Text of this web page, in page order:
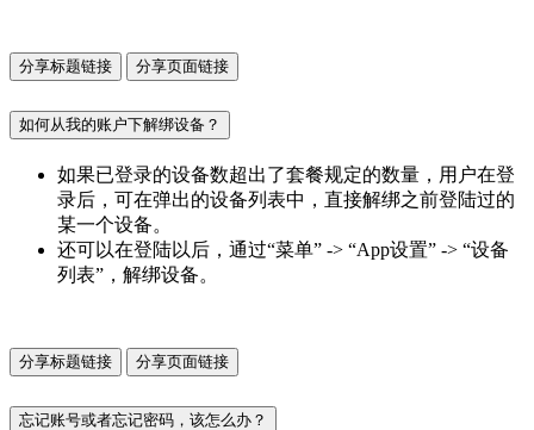
分享标题链接 分享页面链接
如何从我的账户下解绑设备？
如果已登录的设备数超出了套餐规定的数量，用户在登
录后，可在弹出的设备列表中，直接解绑之前登陆过的
某一个设备。
还可以在登陆以后，通过“菜单” -> “App设置” -> “设备
列表”，解绑设备。
分享标题链接 分享页面链接
忘记账号或者忘记密码，该怎么办？